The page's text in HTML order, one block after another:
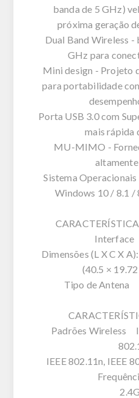
banda de 5 GHz)
próxima geração
Dual Band Wireless -
GHz para
Mini design - Projeto
para portabilidade
Porta USB 3.0 com
mais rápida
MU-MIMO -
Sistema
Windows 10 / 8.1 /
Interface
Dimensões (L X C X
(40.5 ×
Tipo de Antena
Padrões Wireless
IEEE 802.11n, IEEE